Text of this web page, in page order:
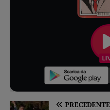
PRECEDENTE